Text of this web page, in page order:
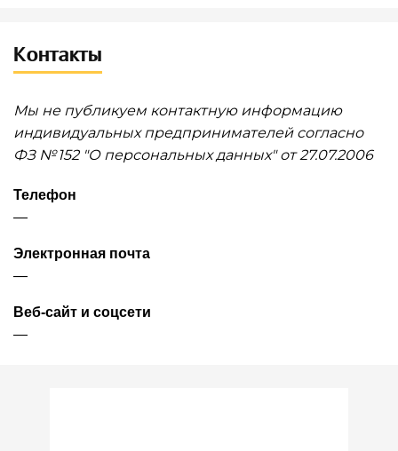
Контакты
Мы не публикуем контактную информацию
индивидуальных предпринимателей согласно
ФЗ № 152 "О персональных данных" от 27.07.2006
Телефон
—
Электронная почта
—
Веб-сайт и соцсети
—